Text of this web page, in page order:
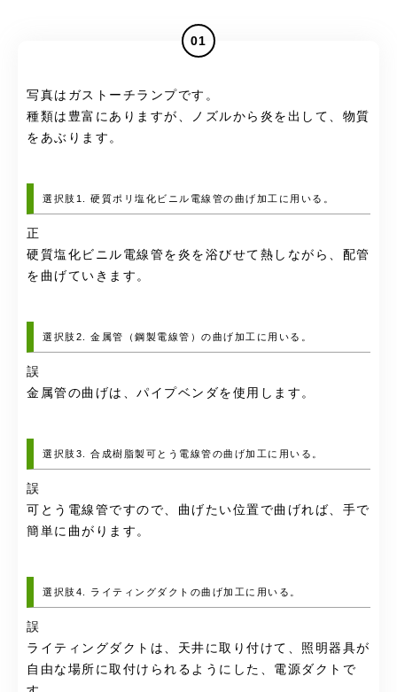
01
写真はガストーチランプです。
種類は豊富にありますが、ノズルから炎を出して、物質
をあぶります。
選択肢1. 硬質ポリ塩化ビニル電線管の曲げ加工に用いる。
正
硬質塩化ビニル電線管を炎を浴びせて熱しながら、配管
を曲げていきます。
選択肢2. 金属管（鋼製電線管）の曲げ加工に用いる。
誤
金属管の曲げは、パイプベンダを使用します。
選択肢3. 合成樹脂製可とう電線管の曲げ加工に用いる。
誤
可とう電線管ですので、曲げたい位置で曲げれば、手で
簡単に曲がります。
選択肢4. ライティングダクトの曲げ加工に用いる。
誤
ライティングダクトは、天井に取り付けて、照明器具が
自由な場所に取付けられるようにした、電源ダクトで